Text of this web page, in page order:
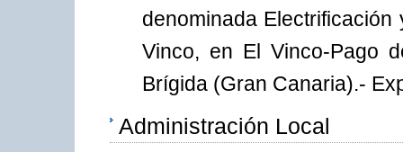
denominada
Vinco, en El Vinco-Pago
Brígida (Gran Canaria).-
Administración Local